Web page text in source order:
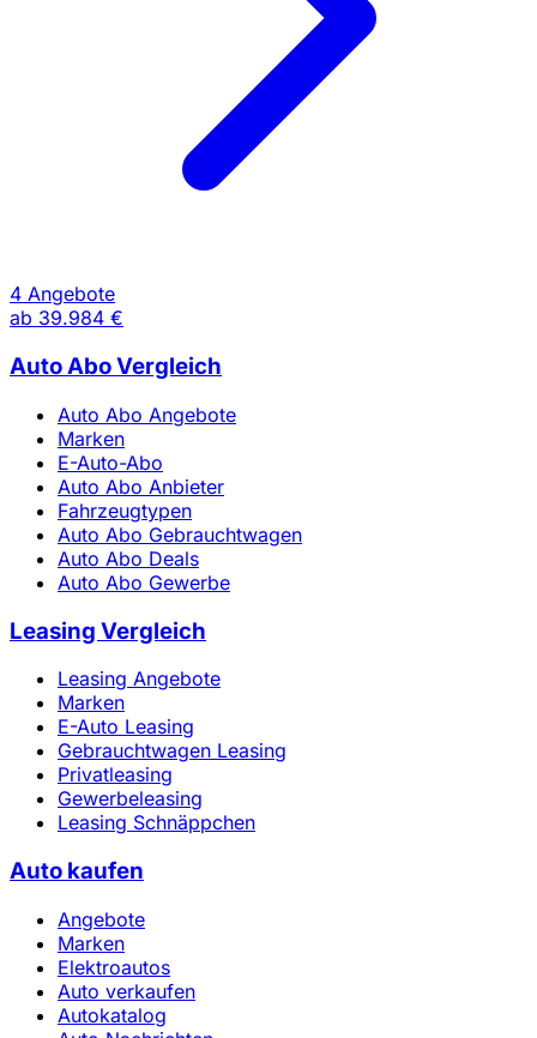
4 Angebote
ab 39.984 €
Auto Abo Vergleich
Auto Abo Angebote
Marken
E-Auto-Abo
Auto Abo Anbieter
Fahrzeugtypen
Auto Abo Gebrauchtwagen
Auto Abo Deals
Auto Abo Gewerbe
Leasing Vergleich
Leasing Angebote
Marken
E-Auto Leasing
Gebrauchtwagen Leasing
Privatleasing
Gewerbeleasing
Leasing Schnäppchen
Auto kaufen
Angebote
Marken
Elektroautos
Auto verkaufen
Autokatalog